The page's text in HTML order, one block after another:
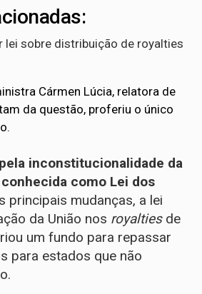
lei sobre distribuição de royalties
Cármen Lúcia, relatora de
da questão, proferiu o único
inconstitucionalidade da
como Lei dos
principais mudanças, a lei
da União nos royaltiesde
um fundo para repassar
para estados que não